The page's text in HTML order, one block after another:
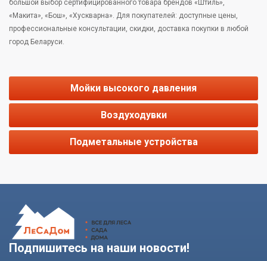
большой выбор сертифицированного товара брендов «Штиль»,
«Макита», «Бош», «Хускварна». Для покупателей: доступные цены,
профессиональные консультации, скидки, доставка покупки в любой
город Беларуси.
Мойки высокого давления
Воздуходувки
Подметальные устройства
Подпишитесь на наши новости!